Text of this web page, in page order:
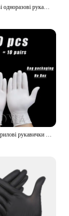
Чорні нітрилові одноразові рукавички, 20/100 шт., без латексу та пудри, нестерильні рукавички для чищення для приготування їжі, домашніх механиків, татуювань
Одноразові нітрилові рукавички Білі без латексу Рукавички без пудри Маленькі Середні Великі S M L Чорні Жінка Чоловік Робота Захист рук Рожевий